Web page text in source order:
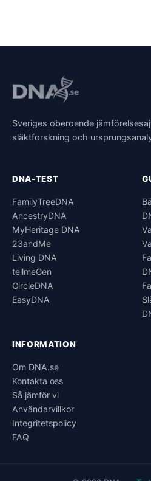
Sveriges oberoende
släktforskning och
DNA-TEST
FamilyTreeDNA
AncestryDNA
MyHeritage DNA
23andMe
Living DNA
tellmeGen
CircleDNA
EasyDNA
INFORMATION
Om DNA.se
Kontakta oss
Så jämför vi
Användarvillkor
Integritetspolicy
FAQ